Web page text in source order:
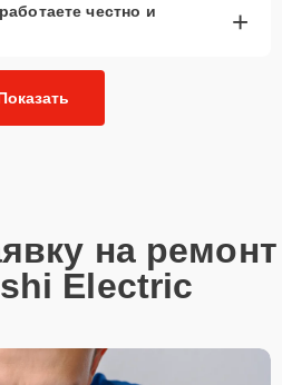
честно и
+
на ремонт
Electric